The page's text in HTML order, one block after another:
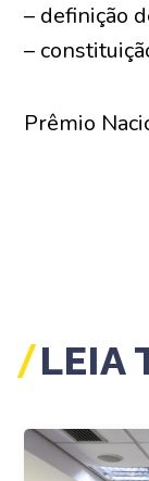
– definição
–
Prêmio
LEIA